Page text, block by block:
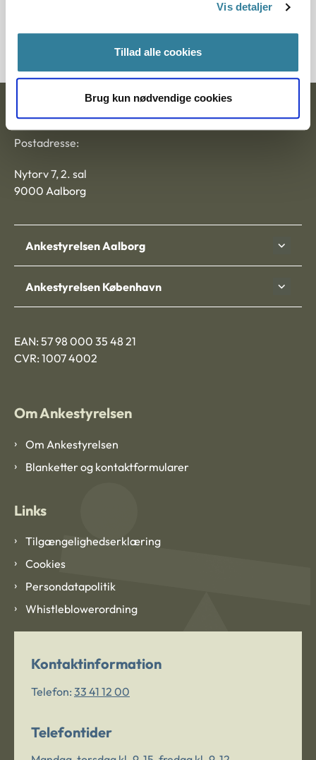
Vis detaljer
Tillad alle cookies
Brug kun nødvendige cookies
3000131-09
Ankestyrelsen
Postadresse:
Nytorv 7, 2. sal
9000 Aalborg
Ankestyrelsen Aalborg
Ankestyrelsen København
EAN: 57 98 000 35 48 21
CVR: 1007 4002
Om Ankestyrelsen
Om Ankestyrelsen
Blanketter og kontaktformularer
Links
Tilgængelighedserklæring
Cookies
Persondatapolitik
Whistleblowerordning
Kontaktinformation
Telefon: 33 41 12 00
Telefontider